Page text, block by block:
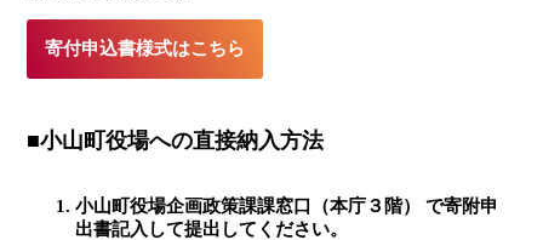
寄付申込書様式はこちら
■小山町役場への直接納入方法
小山町役場企画政策課課窓口（本庁３階） で寄附申
出書記入して提出してください。